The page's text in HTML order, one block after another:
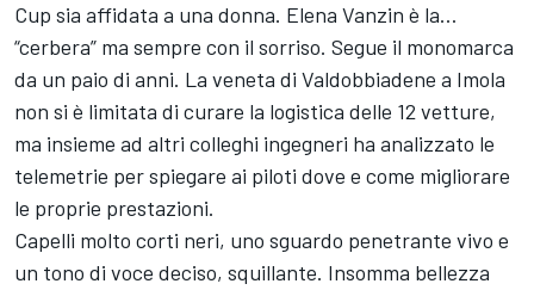
Cup sia affidata a una donna. Elena Vanzin è la…
“cerbera” ma sempre con il sorriso. Segue il monomarca
da un paio di anni. La veneta di Valdobbiadene a Imola
non si è limitata di curare la logistica delle 12 vetture,
ma insieme ad altri colleghi ingegneri ha analizzato le
telemetrie per spiegare ai piloti dove e come migliorare
le proprie prestazioni.
Capelli molto corti neri, uno sguardo penetrante vivo e
un tono di voce deciso, squillante. Insomma bellezza